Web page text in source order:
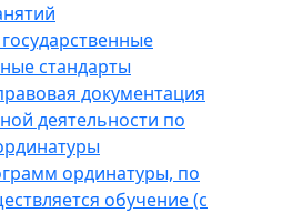
стандарты
документация
деятельности по
ординатуры, по
обучение (с